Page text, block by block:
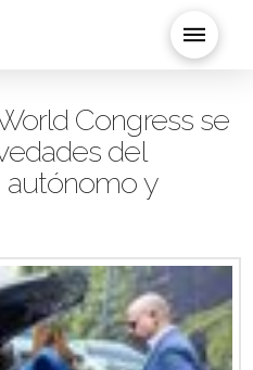
Congress se
del
autónomo y